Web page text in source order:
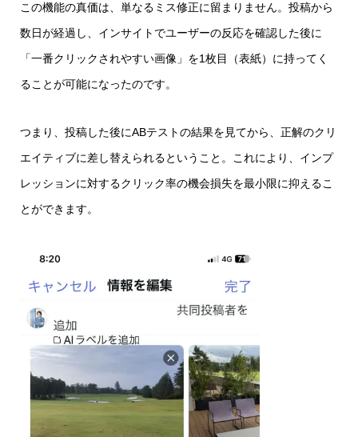
この機能の真価は、単なるミス修正に留まりません。投稿から
数日が経過し、インサイトでユーザーの反応を確認した後に
「一番クリックされやすい画像」を1枚目（表紙）に持ってく
ることが可能になったのです。
つまり、投稿した後にABテストの結果を見てから、正解のクリ
エイティブに差し替えられるということ。これにより、インプ
レッションに対するクリック率の機会損失を最小限に抑えるこ
とができます。